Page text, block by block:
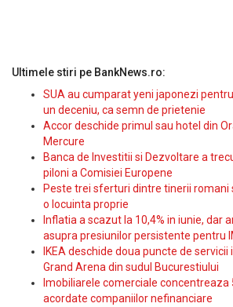
Ultimele stiri pe BankNews.ro:
SUA au cumparat yeni japonezi
un deceniu, ca semn de prietenie
Accor deschide primul sau hotel din
Mercure
Banca de Investitii si Dezvoltare a
piloni a Comisiei Europene
Peste trei sferturi dintre tinerii romani
o locuinta proprie
Inflatia a scazut la 10,4% in iunie, dar
asupra presiunilor persistente pentru
IKEA deschide doua puncte de
Grand Arena din sudul Bucurestiului
Imobiliarele comerciale concentreaza
acordate companiilor nefinanciare